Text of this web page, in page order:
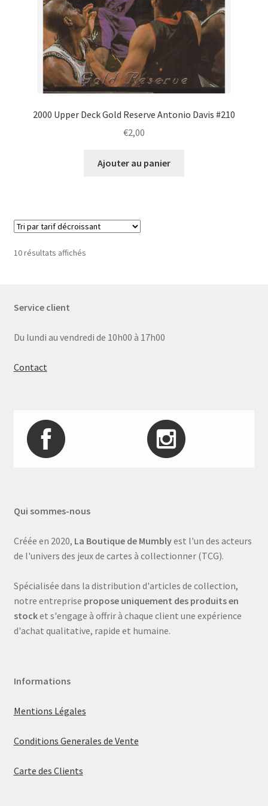
2000 Upper Deck Gold Reserve Antonio Davis #210
€2,00
Ajouter au panier
10 résultats affichésTrié
Service client
Du lundi au vendredi de 10h00 à 17h00
Contact
Qui sommes-nous
Créée en 2020, La Boutique de Mumblyest l'un des acteurs
de l'univers des jeux de cartes à collectionner (TCG).
Spécialisée dans la distribution d'articles de collection,
notre entreprise propose uniquement des produits en
stocket s'engage à offrir à chaque client une expérience
d'achat qualitative, rapide et humaine.
Informations
Mentions Légales
Conditions Generales de Vente
Carte des Clients